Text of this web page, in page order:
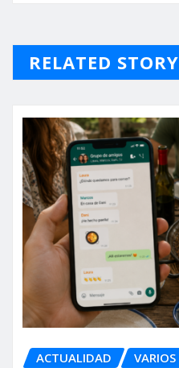
RELATED STORY
ACTUALIDAD VARIOS